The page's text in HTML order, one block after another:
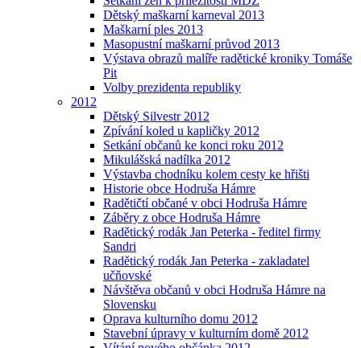
Dětský maškarní karneval 2013
Maškarní ples 2013
Masopustní maškarní průvod 2013
Výstava obrazů malíře radětické kroniky Tomáše
Pit
Volby prezidenta republiky
2012
Dětský Silvestr 2012
Zpívání koled u kapličky 2012
Setkání občanů ke konci roku 2012
Mikulášská nadílka 2012
Výstavba chodníku kolem cesty ke hřišti
Historie obce Hodruša Hámre
Radětičtí občané v obci Hodruša Hámre
Záběry z obce Hodruša Hámre
Radětický rodák Jan Peterka - ředitel firmy
Sandri
Radětický rodák Jan Peterka - zakladatel
učňovské
Návštěva občanů v obci Hodruša Hámre na
Slovensku
Oprava kulturního domu 2012
Stavební úpravy v kulturním domě 2012